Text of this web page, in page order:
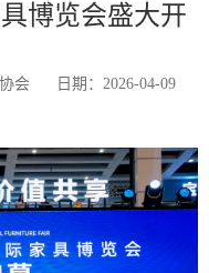
博览会盛大开
会 日期：2026-04-09